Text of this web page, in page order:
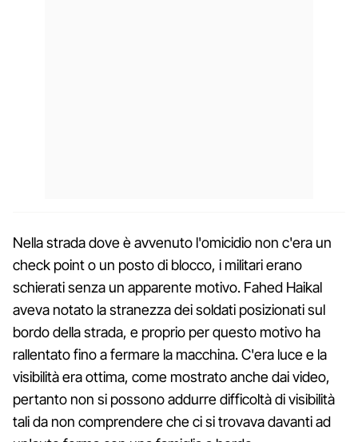
Nella strada dove è avvenuto l'omicidio non c'era un
check point o un posto di blocco, i militari erano
schierati senza un apparente motivo. Fahed Haikal
aveva notato la stranezza dei soldati posizionati sul
bordo della strada, e proprio per questo motivo ha
rallentato fino a fermare la macchina. C'era luce e la
visibilità era ottima, come mostrato anche dai video,
pertanto non si possono addurre difficoltà di visibilità
tali da non comprendere che ci si trovava davanti ad